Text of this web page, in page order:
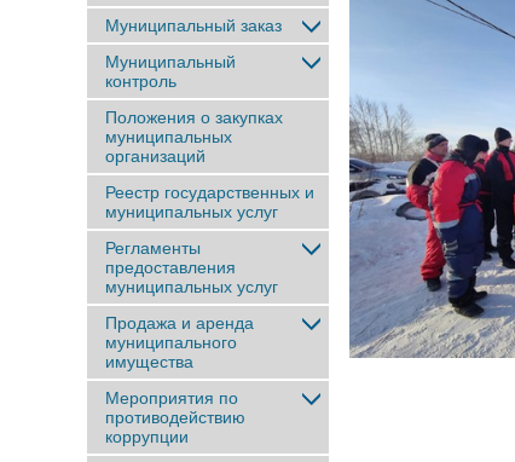
Муниципальный заказ
Муниципальный
контроль
Положения о закупках
муниципальных
организаций
Реестр государственных и
муниципальных услуг
Регламенты
предоставления
муниципальных услуг
Продажа и аренда
муниципального
имущества
Мероприятия по
противодействию
коррупции